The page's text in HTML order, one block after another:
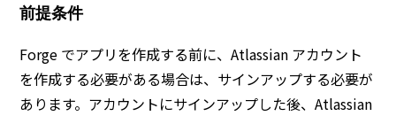
前提条件
Forge でアプリを作成する前に、Atlassian アカウント
を作成する必要がある場合は、サインアップする必要が
あります。アカウントにサインアップした後、Atlassian